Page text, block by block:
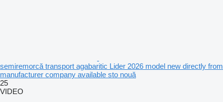
semiremorcă transport agabaritic Lider 2026 model new directly from
manufacturer company available sto nouă
25
VIDEO